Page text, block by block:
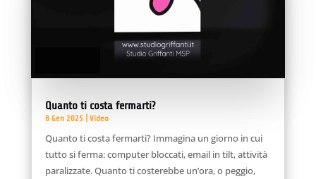
Quanto ti costa fermarti?
8 Gen 2025 Video
Quanto ti costa fermarti? Immagina un giorno in cui
tutto si ferma: computer bloccati, email in tilt, attività
paralizzate. Quanto ti costerebbe un’ora, o peggio,